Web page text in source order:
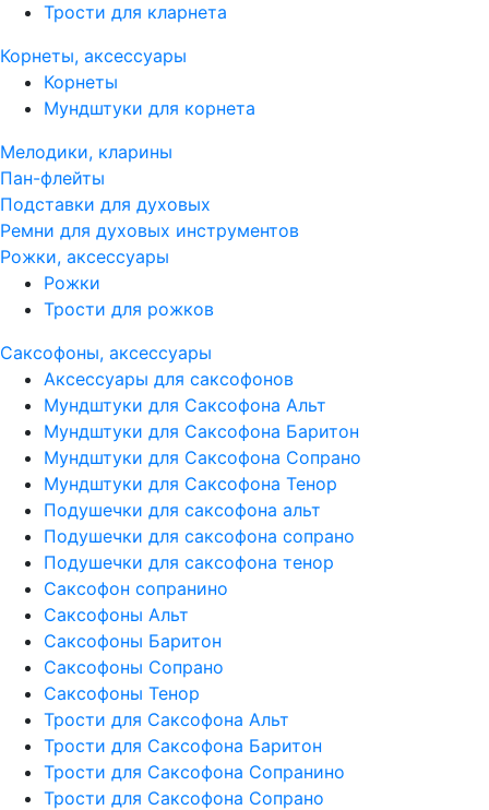
Трости для кларнета
Корнеты, аксессуары
Корнеты
Мундштуки для корнета
Мелодики, кларины
Пан-флейты
Подставки для духовых
Ремни для духовых инструментов
Рожки, аксессуары
Рожки
Трости для рожков
Саксофоны, аксессуары
Аксессуары для саксофонов
Мундштуки для Саксофона Альт
Мундштуки для Саксофона Баритон
Мундштуки для Саксофона Сопрано
Мундштуки для Саксофона Тенор
Подушечки для саксофона альт
Подушечки для саксофона сопрано
Подушечки для саксофона тенор
Саксофон сопранино
Саксофоны Альт
Саксофоны Баритон
Саксофоны Сопрано
Саксофоны Тенор
Трости для Саксофона Альт
Трости для Саксофона Баритон
Трости для Саксофона Сопранино
Трости для Саксофона Сопрано